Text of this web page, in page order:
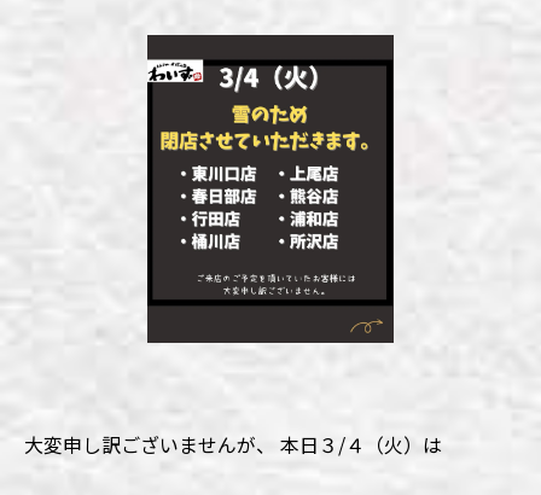
大変申し訳ございませんが、 本日３/４（火）は